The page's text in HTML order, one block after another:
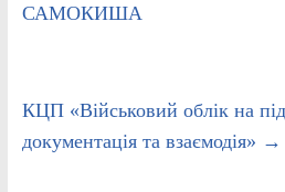
САМОКИША
КЦП «Військовий облік на
документація та взаємодія» →